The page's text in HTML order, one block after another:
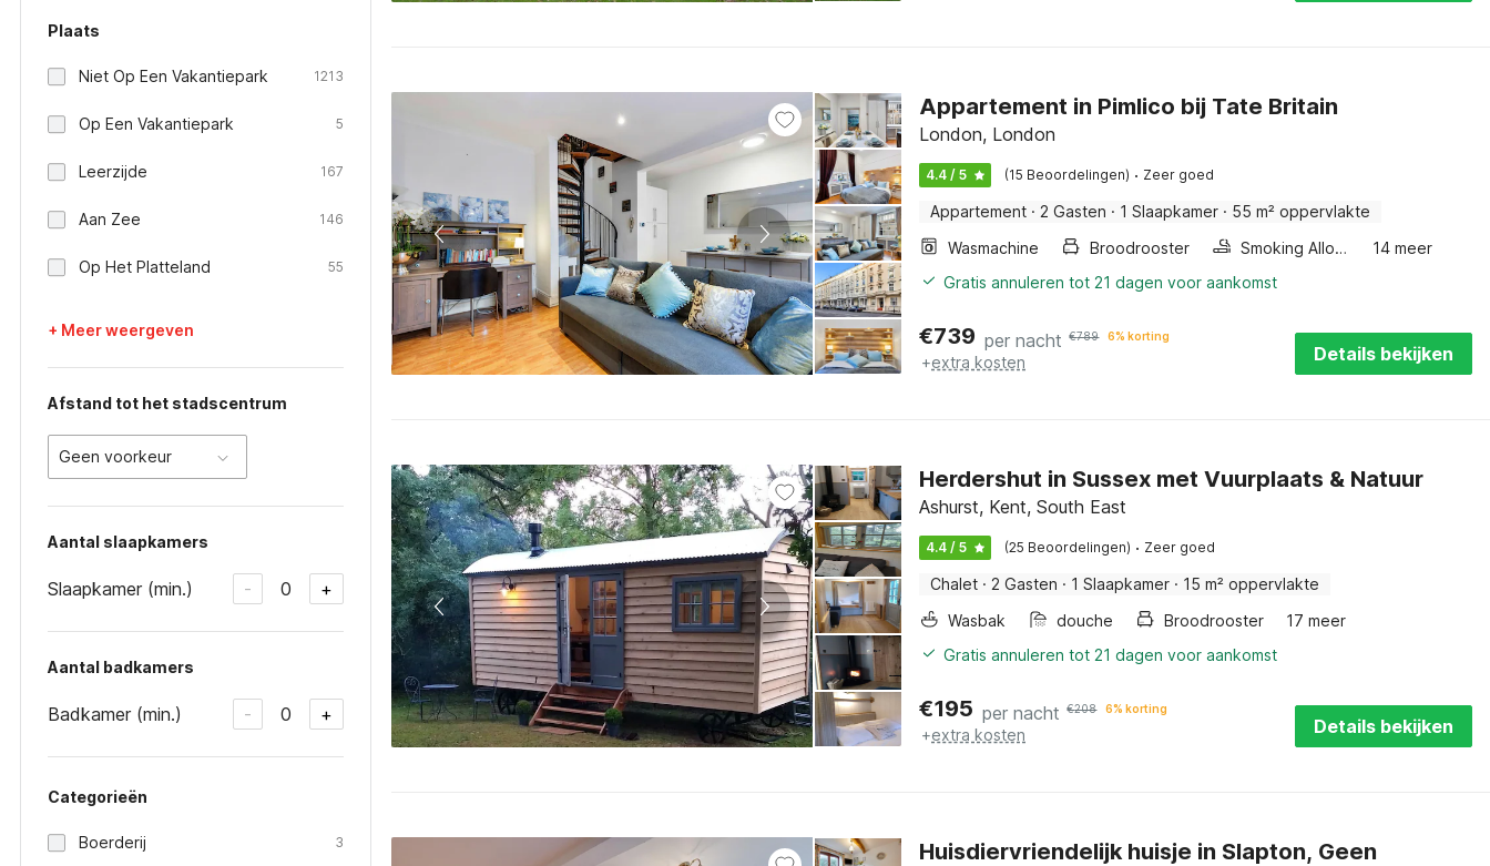
Plaats
Niet Op Een Vakantiepark 1213
Op Een Vakantiepark 5
Leerzijde 167
Aan Zee 146
Op Het Platteland 55
+ Meer weergeven
Afstand tot het stadscentrum
Geen voorkeur
Aantal slaapkamers
Slaapkamer (min.) - 0 +
Aantal badkamers
Badkamer (min.) - 0 +
Categorieën
Boerderij 3
Appartement in Pimlico bij Tate Britain
London, London
4.4 / 5 (15 Beoordelingen) · Zeer goed
Appartement · 2 Gasten · 1 Slaapkamer · 55 m² oppervlakte
Wasmachine
Broodrooster Smoking Allowed
14 meer
Gratis annuleren tot 21 dagen voor aankomst
€739 per nacht €789 6% korting
+extra kosten Details bekijken
Herdershut in Sussex met Vuurplaats & Natuur
Ashurst, Kent, South East
4.4 / 5 (25 Beoordelingen) · Zeer goed
Chalet · 2 Gasten · 1 Slaapkamer · 15 m² oppervlakte
Wasbak
douche Broodrooster
17 meer
Gratis annuleren tot 21 dagen voor aankomst
€195 per nacht €208 6% korting
+extra kosten Details bekijken
Huisdiervriendelijk huisje in Slapton, Geen